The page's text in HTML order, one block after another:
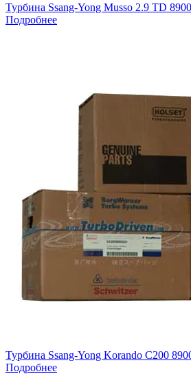
Турбина Ssang-Yong Musso 2.9 TD
Подробнее
Турбина Ssang-Yong Korando C200
Подробнее